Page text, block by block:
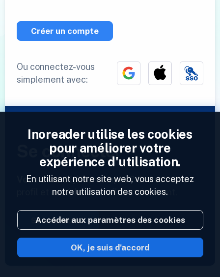
Créer un compte
Ou connectez-vous
simplement avec:
Se connecter
Vous avez déjà un compte ? Entrez votre
profil et accédez à vos flux maintenant.
Se connecter
2023 © Inoreader
Inoreader utilise les cookies
pour améliorer votre
expérience d'utilisation.
En utilisant notre site web, vous acceptez
notre utilisation des cookies.
Accéder aux paramètres des cookies
OK, je suis d'accord